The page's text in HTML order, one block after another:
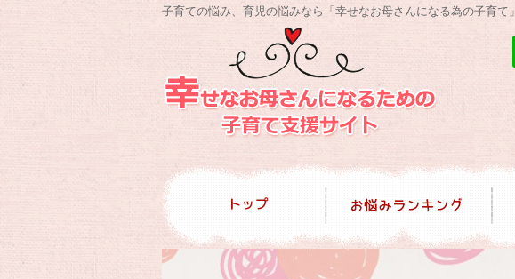
子育ての悩み、育児の悩みなら「幸せなお母さんになる為の子育て」